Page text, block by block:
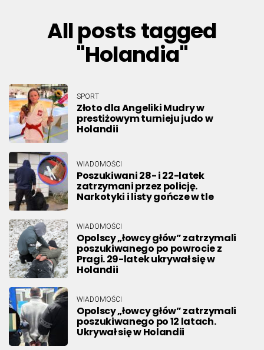
All posts tagged
"Holandia"
SPORT
Złoto dla Angeliki Mudry w
prestiżowym turnieju judo w
Holandii
WIADOMOŚCI
Poszukiwani 28- i 22-latek
zatrzymani przez policję.
Narkotyki i listy gończe w tle
WIADOMOŚCI
Opolscy „łowcy głów” zatrzymali
poszukiwanego po powrocie z
Pragi. 29-latek ukrywał się w
Holandii
WIADOMOŚCI
Opolscy „łowcy głów” zatrzymali
poszukiwanego po 12 latach.
Ukrywał się w Holandii